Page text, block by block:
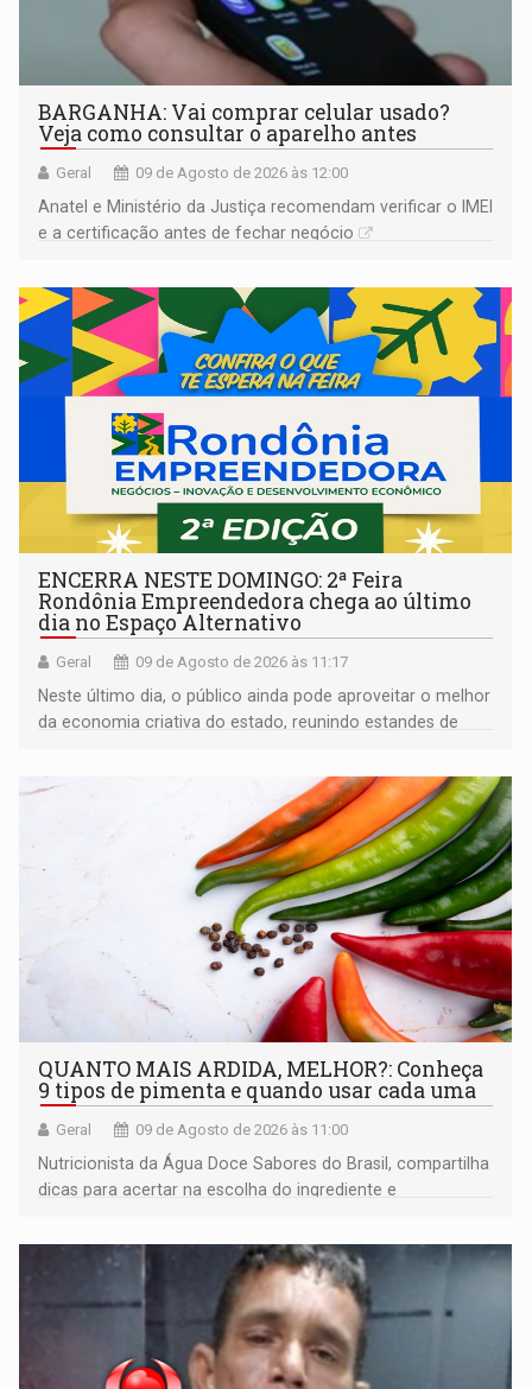
BARGANHA: Vai comprar celular usado?
Veja como consultar o aparelho antes
Geral 09 de Agosto de 2026 às 12:00
Anatel e Ministério da Justiça recomendam verificar o IMEI
e a certificação antes de fechar negócio
ENCERRA NESTE DOMINGO: 2ª Feira
Rondônia Empreendedora chega ao último
dia no Espaço Alternativo
Geral 09 de Agosto de 2026 às 11:17
Neste último dia, o público ainda pode aproveitar o melhor
da economia criativa do estado, reunindo estandes de
QUANTO MAIS ARDIDA, MELHOR?: Conheça
9 tipos de pimenta e quando usar cada uma
Geral 09 de Agosto de 2026 às 11:00
Nutricionista da Água Doce Sabores do Brasil, compartilha
dicas para acertar na escolha do ingrediente e